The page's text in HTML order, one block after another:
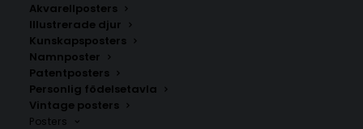
Akvarellposters
Illustrerade djur
Kunskapsposters
Namnposter
Patentposters
Personlig födelsetavla
Vintage posters
Posters
Stjärnbild Väduren – grå
Fr. 149.00